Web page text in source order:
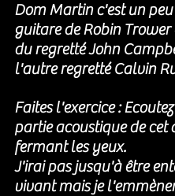
Dom Martin c'est un
guitare de Robin
du regretté John
l'autre regretté Calvin
Faites l'exercice :
partie acoustique de cet
fermant les yeux.
J'irai pas jusqu'à être
vivant mais je